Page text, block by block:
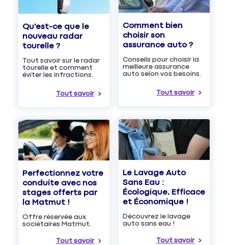
Qu'est-ce que le
nouveau radar
tourelle ?
Tout savoir sur le radar
tourelle et comment
éviter les infractions.
Tout savoir
Comment bien
choisir son
assurance auto ?
Conseils pour choisir la
meilleure assurance
auto selon vos besoins.
Tout savoir
Perfectionnez votre
conduite avec nos
stages offerts par
la Matmut !
Offre réservée aux
sociétaires Matmut.
Tout savoir
Le Lavage Auto
Sans Eau :
Écologique, Efficace
et Économique !
Découvrez le lavage
auto sans eau !
Tout savoir